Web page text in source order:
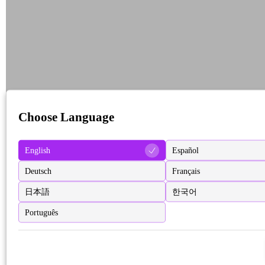
Choose Language
English Español
Deutsch Français
日本語 한국어
Português